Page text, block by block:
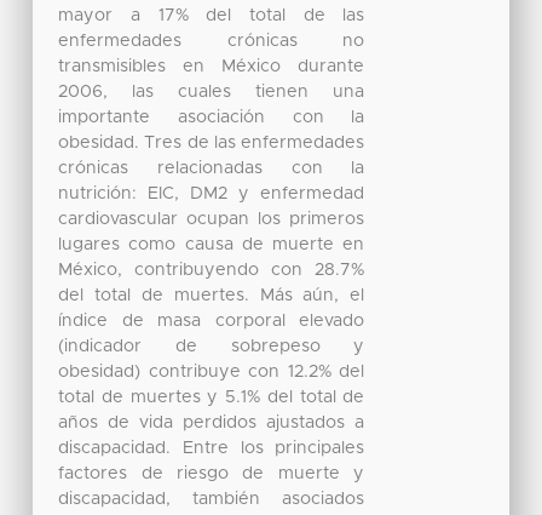
mayor a 17% del total de las
enfermedades crónicas no
transmisibles en México durante
2006, las cuales tienen una
importante asociación con la
obesidad. Tres de las enfermedades
crónicas relacionadas con la
nutrición: EIC, DM2 y enfermedad
cardiovascular ocupan los primeros
lugares como causa de muerte en
México, contribuyendo con 28.7%
del total de muertes. Más aún, el
índice de masa corporal elevado
(indicador de sobrepeso y
obesidad) contribuye con 12.2% del
total de muertes y 5.1% del total de
años de vida perdidos ajustados a
discapacidad. Entre los principales
factores de riesgo de muerte y
discapacidad, también asociados